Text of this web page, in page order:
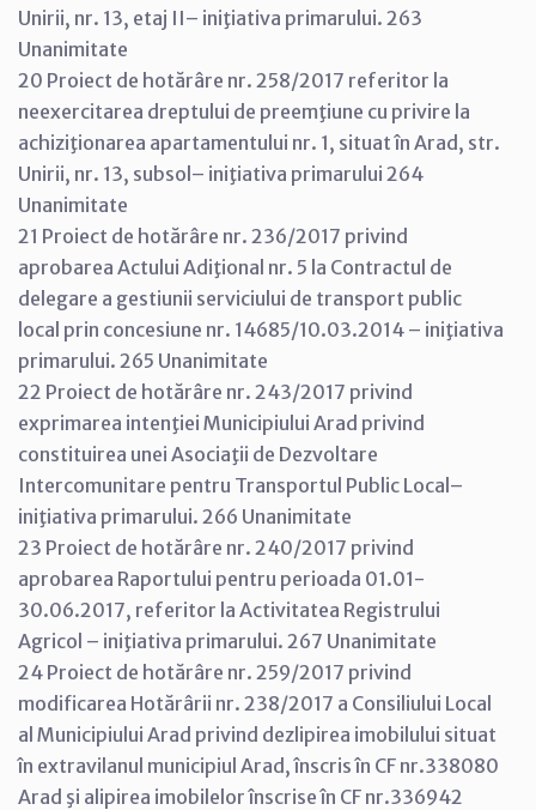
Unirii, nr. 13, etaj II– iniţiativa primarului. 263
Unanimitate
20 Proiect de hotărâre nr. 258/2017 referitor la
neexercitarea dreptului de preemţiune cu privire la
achiziţionarea apartamentului nr. 1, situat în Arad, str.
Unirii, nr. 13, subsol– iniţiativa primarului 264
Unanimitate
21 Proiect de hotărâre nr. 236/2017 privind
aprobarea Actului Adiţional nr. 5 la Contractul de
delegare a gestiunii serviciului de transport public
local prin concesiune nr. 14685/10.03.2014 – iniţiativa
primarului. 265 Unanimitate
22 Proiect de hotărâre nr. 243/2017 privind
exprimarea intenţiei Municipiului Arad privind
constituirea unei Asociaţii de Dezvoltare
Intercomunitare pentru Transportul Public Local–
iniţiativa primarului. 266 Unanimitate
23 Proiect de hotărâre nr. 240/2017 privind
aprobarea Raportului pentru perioada 01.01-
30.06.2017, referitor la Activitatea Registrului
Agricol – iniţiativa primarului. 267 Unanimitate
24 Proiect de hotărâre nr. 259/2017 privind
modificarea Hotărârii nr. 238/2017 a Consiliului Local
al Municipiului Arad privind dezlipirea imobilului situat
în extravilanul municipiul Arad, înscris în CF nr.338080
Arad şi alipirea imobilelor înscrise în CF nr.336942